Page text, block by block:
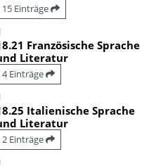
15 Einträge
Französische Sprache
Literatur
4 Einträge
Italienische Sprache
Literatur
2 Einträge